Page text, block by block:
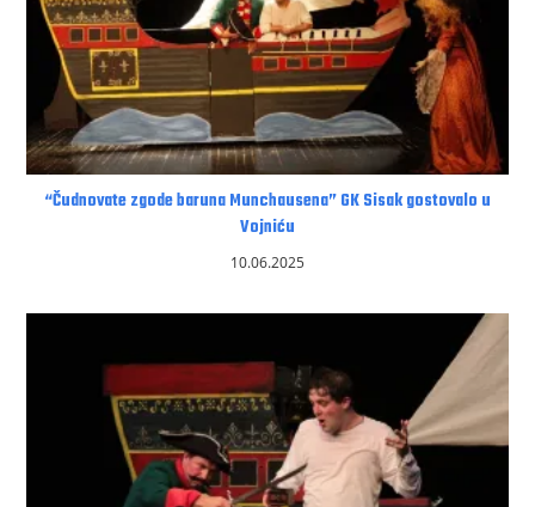
“Čudnovate zgode baruna Munchausena” GK Sisak gostovalo u
Vojniću
10.06.2025